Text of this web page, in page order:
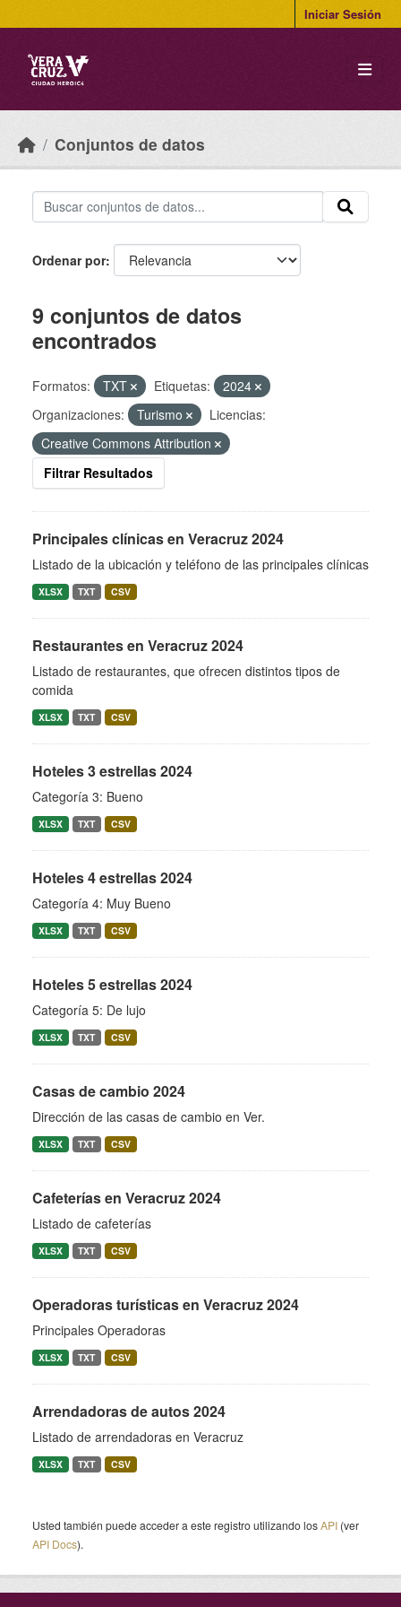
Iniciar Sesión
Conjuntos de datos
Ordenar por
9 conjuntos de datos
encontrados
Formatos: TXT Etiquetas:
2024
Organizaciones:
Turismo
Licencias:
Creative Commons Attribution
Filtrar Resultados
Principales clínicas en Veracruz 2024
Listado de la ubicación y teléfono de las principales clínicas
XLSX TXT CSV
Restaurantes en Veracruz 2024
Listado de restaurantes, que ofrecen distintos tipos de
comida
XLSX TXT CSV
Hoteles 3 estrellas 2024
Categoría 3: Bueno
XLSX TXT CSV
Hoteles 4 estrellas 2024
Categoría 4: Muy Bueno
XLSX TXT CSV
Hoteles 5 estrellas 2024
Categoría 5: De lujo
XLSX TXT CSV
Casas de cambio 2024
Dirección de las casas de cambio en Ver.
XLSX TXT CSV
Cafeterías en Veracruz 2024
Listado de cafeterías
XLSX TXT CSV
Operadoras turísticas en Veracruz 2024
Principales Operadoras
XLSX TXT CSV
Arrendadoras de autos 2024
Listado de arrendadoras en Veracruz
XLSX TXT CSV
Usted también puede acceder a este registro utilizando losAPI (ver
API Docs).